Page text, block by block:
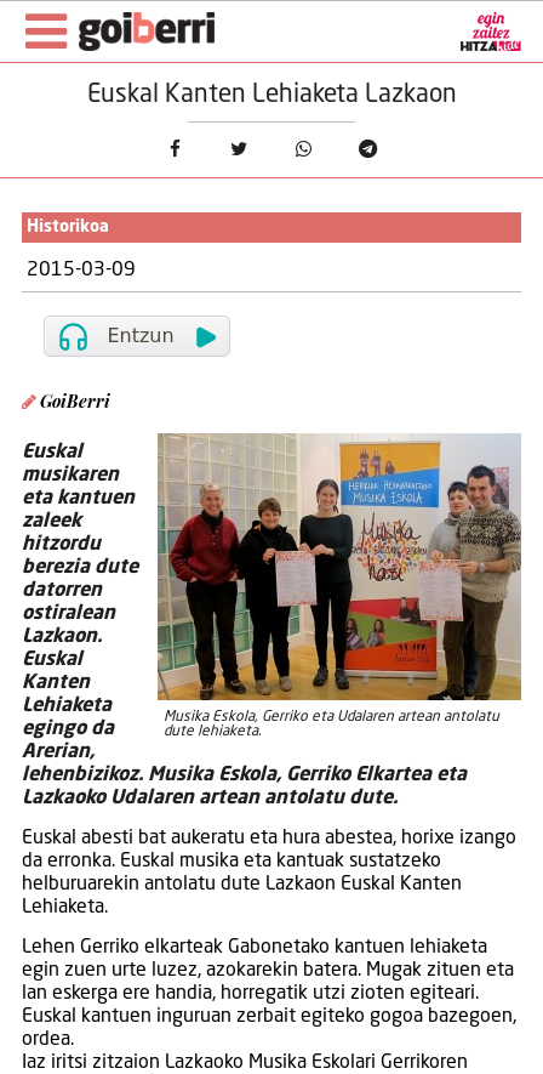
Euskal Kanten Lehiaketa Lazkaon
Historikoa
2015-03-09
GoiBerri
Musika Eskola, Gerriko eta Udalaren artean antolatu
dute lehiaketa.
Euskal
musikaren
eta kantuen
zaleek
hitzordu
berezia dute
datorren
ostiralean
Lazkaon.
Euskal
Kanten
Lehiaketa
egingo da
Arerian,
lehenbizikoz. Musika Eskola, Gerriko Elkartea eta
Lazkaoko Udalaren artean antolatu dute.
Euskal abesti bat aukeratu eta hura abestea, horixe izango
da erronka. Euskal musika eta kantuak sustatzeko
helburuarekin antolatu dute Lazkaon Euskal Kanten
Lehiaketa.
Lehen Gerriko elkarteak Gabonetako kantuen lehiaketa
egin zuen urte luzez, azokarekin batera. Mugak zituen eta
lan eskerga ere handia, horregatik utzi zioten egiteari.
Euskal kantuen inguruan zerbait egiteko gogoa bazegoen,
ordea.
Iaz iritsi zitzaion Lazkaoko Musika Eskolari Gerrikoren